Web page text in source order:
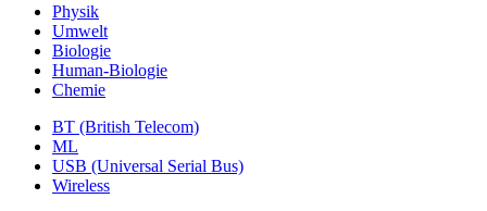
Physik
Umwelt
Biologie
Human-Biologie
Chemie
BT (British Telecom)
ML
USB (Universal Serial Bus)
Wireless